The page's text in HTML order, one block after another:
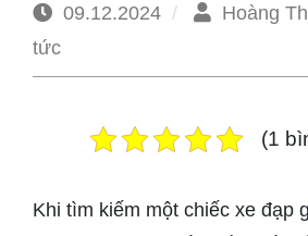
09.12.2024 Hoàng
tức
(1
Khi tìm kiếm một chiếc xe đạp